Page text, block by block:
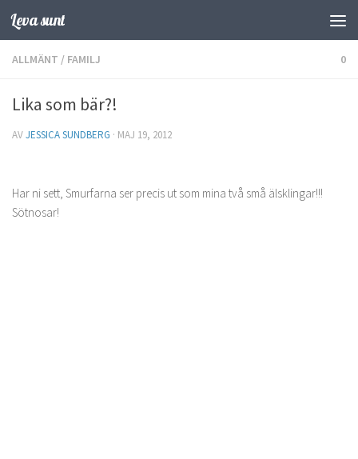
Hoppa till innehåll
Leva sunt
ALLMÄNT / FAMILJ 0
Lika som bär?!
AVJESSICA SUNDBERG · MAJ 19, 2012
Har ni sett, Smurfarna ser precis ut som mina två små älsklingar!!!
Sötnosar!